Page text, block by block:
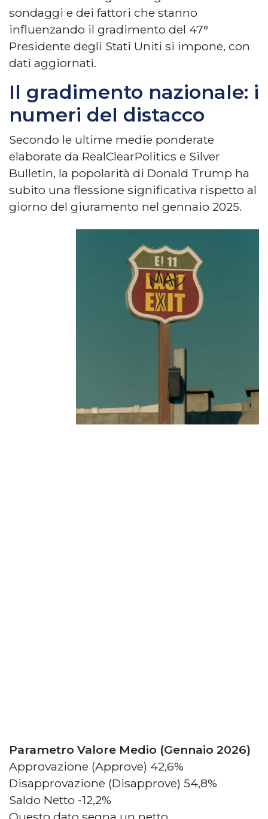
sondaggi e dei fattori che stanno
influenzando il gradimento del 47°
Presidente degli Stati Uniti si impone, con
dati aggiornati.
Il gradimento nazionale: i
numeri del distacco
Secondo le ultime medie ponderate
elaborate da RealClearPolitics e Silver
Bulletin, la popolarità di Donald Trump ha
subito una flessione significativa rispetto al
giorno del giuramento nel gennaio 2025.
Parametro Valore Medio (Gennaio 2026)
Approvazione (Approve) 42,6%
Disapprovazione (Disapprove) 54,8%
Saldo Netto -12,2%